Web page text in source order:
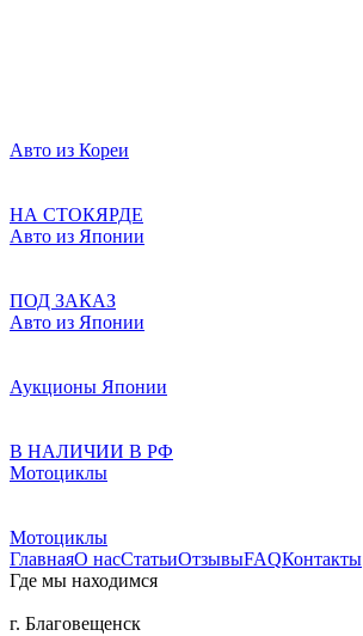
Авто из Кореи
НА СТОКЯРДЕ
Авто из Японии
ПОД ЗАКАЗ
Авто из Японии
Аукционы Японии
В НАЛИЧИИ В РФ
Мотоциклы
Мотоциклы
ГлавнаяО насСтатьиОтзывыFAQКонтакты
Где мы находимся
г. Благовещенск